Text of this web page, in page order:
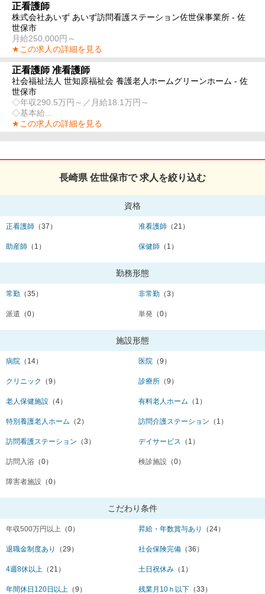
正看護師
株式会社あいず あいず訪問看護ステーション佐世保事業所 - 佐
世保市
月給250,000円～
★この求人の詳細を見る
正看護師 准看護師
社会福祉法人 世知原福祉会 養護老人ホームグリーンホーム - 佐
世保市
◇年収290.5万円～／月給18.1万円～
◇基本給...
★この求人の詳細を見る
長崎県 佐世保市で 求人を絞り込む
資格
正看護師 （37） 准看護師 （21）
助産師 （1） 保健師 （1）
勤務形態
常勤 （35） 非常勤 （3）
派遣 （0） 単発 （0）
施設形態
病院 （14） 医院 （9）
クリニック （9） 診療所 （9）
老人保健施設 （4） 有料老人ホーム （1）
特別養護老人ホーム （2） 訪問介護ステーション （1）
訪問看護ステーション （3） デイサービス （1）
訪問入浴 （0） 検診施設 （0）
障害者施設 （0）
こだわり条件
年収500万円以上 （0） 昇給・年数賞与あり （24）
退職金制度あり （29） 社会保険完備 （36）
4週8休以上 （21） 土日祝休み （1）
年間休日120日以上 （9） 残業月10ｈ以下 （33）